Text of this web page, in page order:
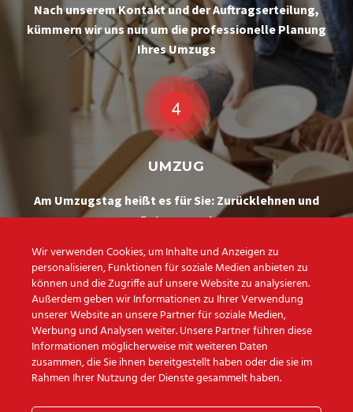
Nach unserem Kontakt und der Auftragserteilung,
kümmern wir uns nun um die professionelle Planung
Ihres Umzugs
UMZUG
Am Umzugstag heißt es für Sie: Zurücklehnen und
Entspannen!
zuverlässig
DasTeam vom
Wir verwenden Cookies, um Inhalte und Anzeigen zu
personalisieren, Funktionen für soziale Medien anbieten zu
können und die Zugriffe auf unsere Website zu analysieren.
Außerdem geben wir Informationen zu Ihrer Verwendung
unserer Website an unsere Partner für soziale Medien,
Werbung und Analysen weiter. Unsere Partner führen diese
Informationen möglicherweise mit weiteren Daten
zusammen, die Sie ihnen bereitgestellt haben oder die sie im
Rahmen Ihrer Nutzung der Dienste gesammelt haben.